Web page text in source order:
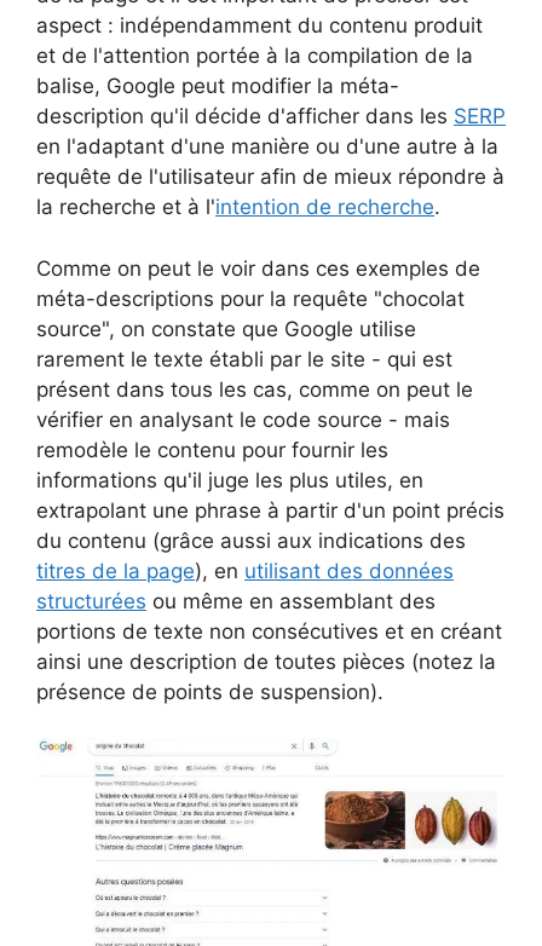
aspect : indépendamment du contenu produit
et de l'attention portée à la compilation de la
balise, Google peut modifier la méta-
description qu'il décide d'afficher dans les SERP
en l'adaptant d'une manière ou d'une autre à la
requête de l'utilisateur afin de mieux répondre à
la recherche et à l'intention de recherche.
Comme on peut le voir dans ces exemples de
méta-descriptions pour la requête "chocolat
source", on constate que Google utilise
rarement le texte établi par le site - qui est
présent dans tous les cas, comme on peut le
vérifier en analysant le code source - mais
remodèle le contenu pour fournir les
informations qu'il juge les plus utiles, en
extrapolant une phrase à partir d'un point précis
du contenu (grâce aussi aux indications des
titres de la page), en utilisant des données
structurées ou même en assemblant des
portions de texte non consécutives et en créant
ainsi une description de toutes pièces (notez la
présence de points de suspension).